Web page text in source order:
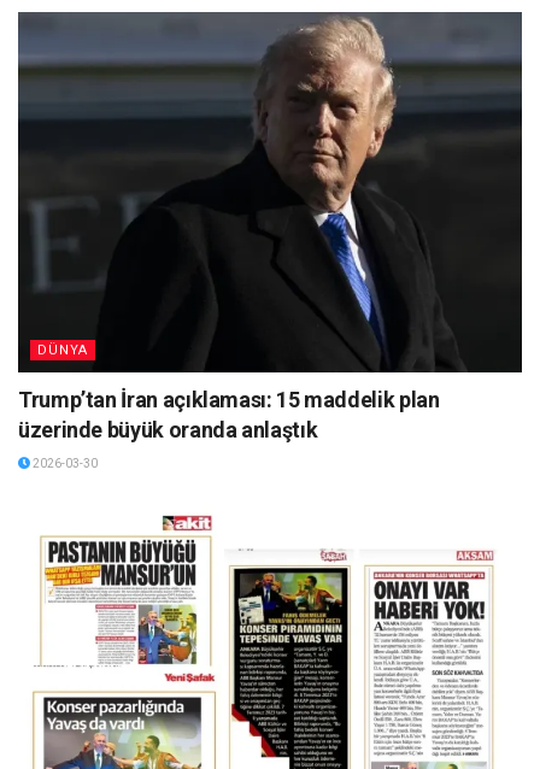
DÜNYA
Trump’tan İran açıklaması: 15 maddelik plan
üzerinde büyük oranda anlaştık
2026-03-30